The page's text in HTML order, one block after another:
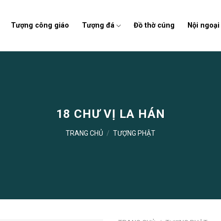
Tượng công giáo Tượng đá Đồ thờ cúng Nội
18 CHƯ VỊ LA HÁN
TRANG CHỦ / TƯỢNG PHẬT